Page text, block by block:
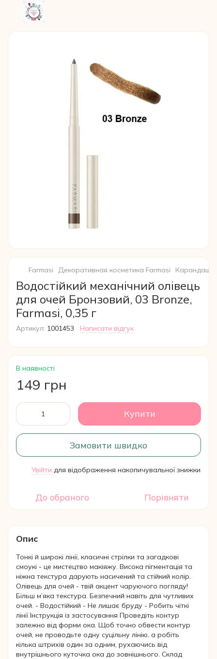
Farmasi Декоративная косметика Farmasi Карандаши
Водостійкий механічний олівець
для очей Бронзовий, 03 Bronze,
Farmasi, 0,35 г
Артикул: 1001453 Написати відгук
В наявності
149 грн
Купити
Замовити швидко
Увійти для відображення накопичувальної знижки
До обраного Порівняти
Опис
Тонкі й широкі лінії, класичні стрілки та загадкові
смоукі - це мистецтво макіяжу. Висока пігментація та
ніжна текстура дарують насичений та стійкий колір.
Олівець для очей - твій акцент чаруючого погляду!
Більш м’яка текстура. Безпечний навіть для чутливих
очей. - Водостійкий - Не лишає бруду - Робить чіткі
лінії Інструкція із застосування Проведіть контур
залежно від форми ока. Щоб точно обвести контур
очей, не проводьте одну суцільну лінію, а робіть
кілька штрихів один за одним, рухаючись від
внутрішнього куточка ока до зовнішнього. Склад